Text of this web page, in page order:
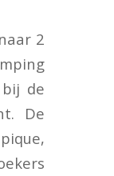
2
de
De